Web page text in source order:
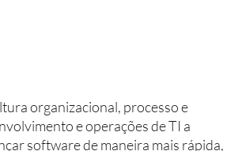
organizacional, processo e
e operações de TI a
software de maneira mais rápida,